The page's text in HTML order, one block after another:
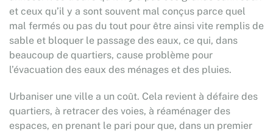
et ceux qu’il y a sont souvent mal conçus parce quel
mal fermés ou pas du tout pour être ainsi vite remplis de
sable et bloquer le passage des eaux, ce qui, dans
beaucoup de quartiers, cause problème pour
l’évacuation des eaux des ménages et des pluies.
Urbaniser une ville a un coût. Cela revient à défaire des
quartiers, à retracer des voies, à réaménager des
espaces, en prenant le pari pour que, dans un premier